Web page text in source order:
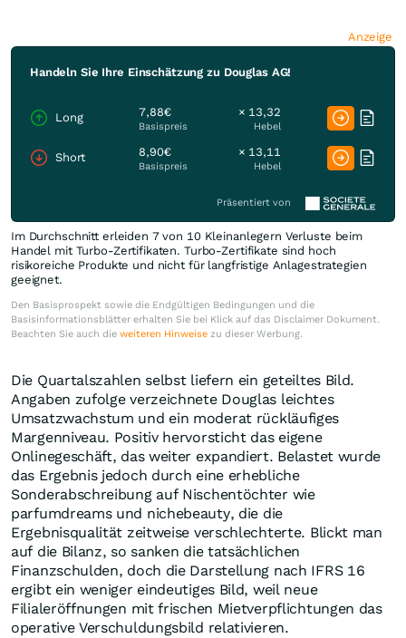
Anzeige
Handeln Sie Ihre Einschätzung zu Douglas AG!
Long 7,88€
Basispreis
× 13,32
Hebel
Short 8,90€
Basispreis
× 13,11
Hebel
Präsentiert von
Im Durchschnitt erleiden 7 von 10 Kleinanlegern Verluste beim
Handel mit Turbo-Zertifikaten. Turbo-Zertifikate sind hoch
risikoreiche Produkte und nicht für langfristige Anlagestrategien
geeignet.
Den Basisprospekt sowie die Endgültigen Bedingungen und die
Basisinformationsblätter erhalten Sie bei Klick auf das Disclaimer Dokument.
Beachten Sie auch die weiteren Hinweise zu dieser Werbung.
Die Quartalszahlen selbst liefern ein geteiltes Bild.
Angaben zufolge verzeichnete Douglas leichtes
Umsatzwachstum und ein moderat rückläufiges
Margenniveau. Positiv hervorsticht das eigene
Onlinegeschäft, das weiter expandiert. Belastet wurde
das Ergebnis jedoch durch eine erhebliche
Sonderabschreibung auf Nischentöchter wie
parfumdreams und nichebeauty, die die
Ergebnisqualität zeitweise verschlechterte. Blickt man
auf die Bilanz, so sanken die tatsächlichen
Finanzschulden, doch die Darstellung nach IFRS 16
ergibt ein weniger eindeutiges Bild, weil neue
Filialeröffnungen mit frischen Mietverpflichtungen das
operative Verschuldungsbild relativieren.